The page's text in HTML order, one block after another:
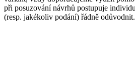
při posuzování návrhů postupuje
(resp. jakékoliv podání) řádně odůvodnit.